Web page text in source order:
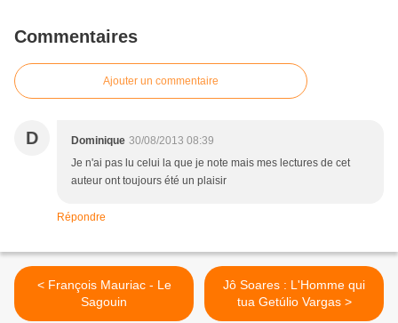
Commentaires
Ajouter un commentaire
D Dominique 30/08/2013 08:39
Je n'ai pas lu celui la que je note mais mes lectures de cet
auteur ont toujours été un plaisir
Répondre
< François Mauriac - Le
Sagouin
Jô Soares : L'Homme qui
tua Getúlio Vargas >